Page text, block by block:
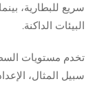
سريع للبطارية،
البيئات الداكنة.
تخدم مستويات
سبيل المثال،